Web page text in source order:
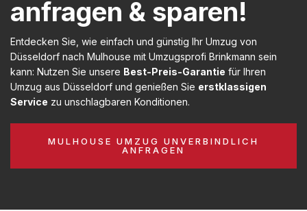
anfragen & sparen!
Entdecken Sie, wie einfach und günstig Ihr Umzug von
Düsseldorf nach Mulhouse mit Umzugsprofi Brinkmann sein
kann: Nutzen Sie unsere Best-Preis-Garantie für Ihren
Umzug aus Düsseldorf und genießen Sie erstklassigen
Service zu unschlagbaren Konditionen.
MULHOUSE UMZUG UNVERBINDLICH
ANFRAGEN